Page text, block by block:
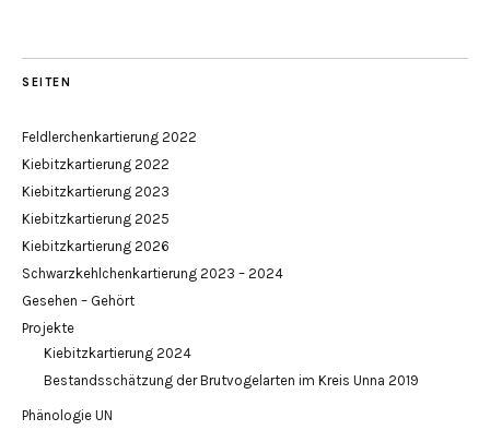
SEITEN
Feldlerchenkartierung 2022
Kiebitzkartierung 2022
Kiebitzkartierung 2023
Kiebitzkartierung 2025
Kiebitzkartierung 2026
Schwarzkehlchenkartierung 2023 – 2024
Gesehen – Gehört
Projekte
Kiebitzkartierung 2024
Bestandsschätzung der Brutvogelarten im Kreis Unna 2019
Phänologie UN